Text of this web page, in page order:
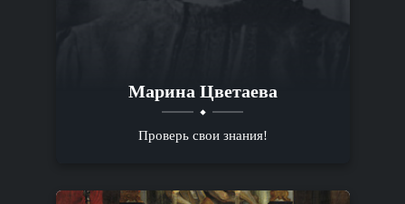
Марина Цветаева
Проверь свои знания!